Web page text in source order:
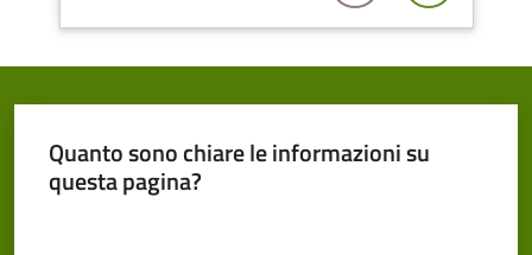
argomenti...
Seguici
Quanto sono chiare le informazioni su
questa pagina?